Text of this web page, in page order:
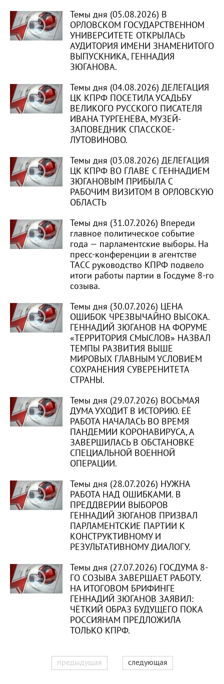
Темы дня (05.08.2026) В
ОРЛОВСКОМ ГОСУДАРСТВЕННОМ
УНИВЕРСИТЕТЕ ОТКРЫЛАСЬ
АУДИТОРИЯ ИМЕНИ ЗНАМЕНИТОГО
ВЫПУСКНИКА, ГЕННАДИЯ
ЗЮГАНОВА.
Темы дня (04.08.2026) ДЕЛЕГАЦИЯ
ЦК КПРФ ПОСЕТИЛА УСАДЬБУ
ВЕЛИКОГО РУССКОГО ПИСАТЕЛЯ
ИВАНА ТУРГЕНЕВА, МУЗЕЙ-
ЗАПОВЕДНИК СПАССКОЕ-
ЛУТОВИНОВО.
Темы дня (03.08.2026) ДЕЛЕГАЦИЯ
ЦК КПРФ ВО ГЛАВЕ С ГЕННАДИЕМ
ЗЮГАНОВЫМ ПРИБЫЛА С
РАБОЧИМ ВИЗИТОМ В ОРЛОВСКУЮ
ОБЛАСТЬ
Темы дня (31.07.2026) Впереди
главное политическое событие
года — парламентские выборы. На
пресс-конференции в агентстве
ТАСС руководство КПРФ подвело
итоги работы партии в Госдуме 8-го
созыва.
Темы дня (30.07.2026) ЦЕНА
ОШИБОК ЧРЕЗВЫЧАЙНО ВЫСОКА.
ГЕННАДИЙ ЗЮГАНОВ НА ФОРУМЕ
«ТЕРРИТОРИЯ СМЫСЛОВ» НАЗВАЛ
ТЕМПЫ РАЗВИТИЯ ВЫШЕ
МИРОВЫХ ГЛАВНЫМ УСЛОВИЕМ
СОХРАНЕНИЯ СУВЕРЕНИТЕТА
СТРАНЫ.
Темы дня (29.07.2026) ВОСЬМАЯ
ДУМА УХОДИТ В ИСТОРИЮ. ЕЁ
РАБОТА НАЧАЛАСЬ ВО ВРЕМЯ
ПАНДЕМИИ КОРОНАВИРУСА, А
ЗАВЕРШИЛАСЬ В ОБСТАНОВКЕ
СПЕЦИАЛЬНОЙ ВОЕННОЙ
ОПЕРАЦИИ.
Темы дня (28.07.2026) НУЖНА
РАБОТА НАД ОШИБКАМИ. В
ПРЕДДВЕРИИ ВЫБОРОВ
ГЕННАДИЙ ЗЮГАНОВ ПРИЗВАЛ
ПАРЛАМЕНТСКИЕ ПАРТИИ К
КОНСТРУКТИВНОМУ И
РЕЗУЛЬТАТИВНОМУ ДИАЛОГУ.
Темы дня (27.07.2026) ГОСДУМА 8-
ГО СОЗЫВА ЗАВЕРШАЕТ РАБОТУ.
НА ИТОГОВОМ БРИФИНГЕ
ГЕННАДИЙ ЗЮГАНОВ ЗАЯВИЛ:
ЧЁТКИЙ ОБРАЗ БУДУЩЕГО ПОКА
РОССИЯНАМ ПРЕДЛОЖИЛА
ТОЛЬКО КПРФ.
предыдущая следующая